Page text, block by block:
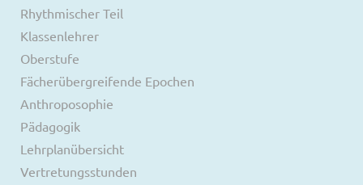
Rhythmischer Teil
Klassenlehrer
Oberstufe
Fächerübergreifende Epochen
Anthroposophie
Pädagogik
Lehrplanübersicht
Vertretungsstunden